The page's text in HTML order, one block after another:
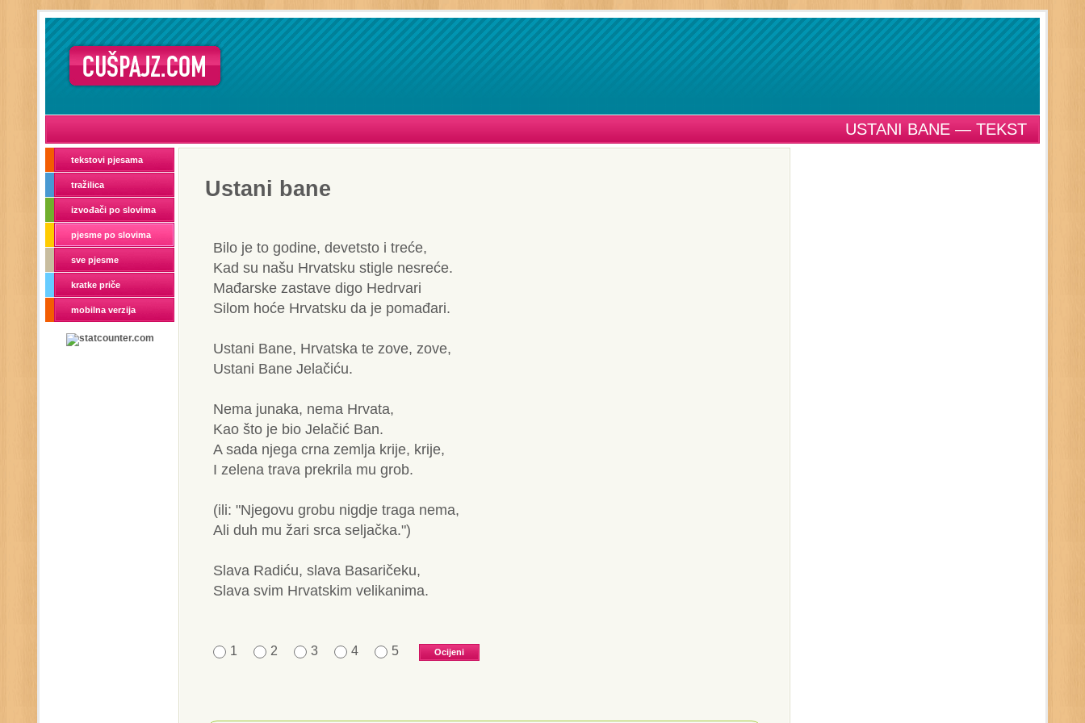
USTANI BANE — TEKST
tekstovi pjesama
tražilica
izvođači po slovima
pjesme po slovima
sve pjesme
kratke priče
mobilna verzija
Ustani bane
Bilo je to godine, devetsto i treće,
Kad su našu Hrvatsku stigle nesreće.
Mađarske zastave digo Hedrvari
Silom hoće Hrvatsku da je pomađari.
Ustani Bane, Hrvatska te zove, zove,
Ustani Bane Jelačiću.
Nema junaka, nema Hrvata,
Kao što je bio Jelačić Ban.
A sada njega crna zemlja krije, krije,
I zelena trava prekrila mu grob.
(ili: "Njegovu grobu nigdje traga nema,
Ali duh mu žari srca seljačka.")
Slava Radiću, slava Basaričeku,
Slava svim Hrvatskim velikanima.
1 2 3 4 5